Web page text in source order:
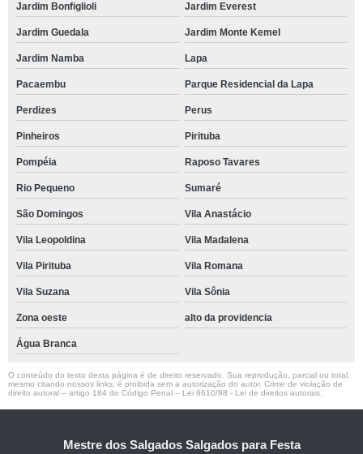
Jardim Bonfiglioli Jardim Everest
Jardim Guedala Jardim Monte Kemel
Jardim Namba Lapa
Pacaembu Parque Residencial da Lapa
Perdizes Perus
Pinheiros Pirituba
Pompéia Raposo Tavares
Rio Pequeno Sumaré
São Domingos Vila Anastácio
Vila Leopoldina Vila Madalena
Vila Pirituba Vila Romana
Vila Suzana Vila Sônia
Zona oeste alto da providencia
Água Branca
O conteúdo do texto desta página é de direito reservado. Sua reprodução, parcial ou total,
mesmo citando nossos links, é proibida sem a autorização do autor. Crime de violação de
direito autoral – artigo 184 do Código Penal – Lei 9610/98 - Lei de direitos autorais
Mestre dos Salgados Salgados para Festa